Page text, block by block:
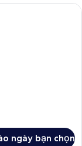
kháng dị ứng,
ngày bạn chọn